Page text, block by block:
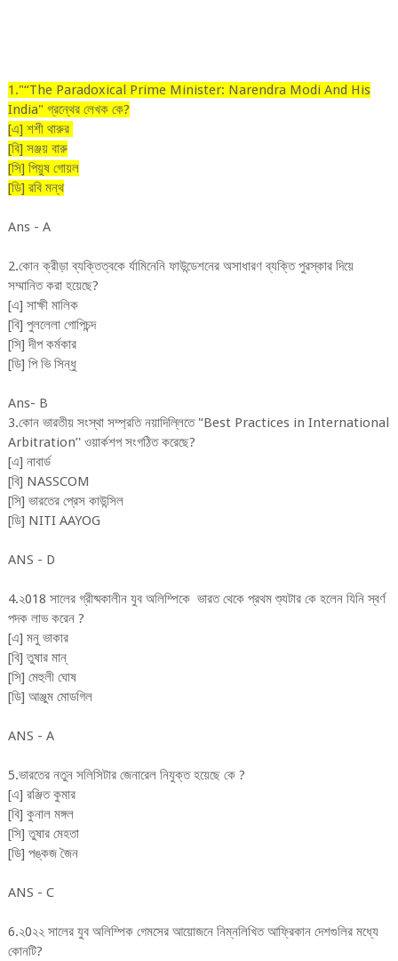
1."“The Paradoxical Prime Minister: Narendra Modi And His
India" গ্রন্থের লেখক কে?
[এ] শশী থারুর
[বি] সঞ্জয় বারু
[সি] পিয়ুষ গোয়ল
[ডি] রবি মন্থ
Ans - A
2.কোন ক্রীড়া ব্যক্তিত্বকে র্যামিনেনি ফাউন্ডেশনের অসাধারণ ব্যক্তি পুরস্কার দিয়ে
সম্মানিত করা হয়েছে?
[এ] সাক্ষী মালিক
[বি] পুললেলা গোপিচন্দ
[সি] দীপ কর্মকার
[ডি] পি ভি সিন্ধু
Ans- B
3.কোন ভারতীয় সংস্থা সম্প্রতি নয়াদিল্লিতে '‘Best Practices in International
Arbitration’' ওয়ার্কশপ সংগঠিত করেছে?
[এ] নাবার্ড
[বি] NASSCOM
[সি] ভারতের প্রেস কাউন্সিল
[ডি] NITI AAYOG
ANS - D
4.২018 সালের গ্রীষ্মকালীন যুব অলিম্পিকে ভারত থেকে প্রথম শ্যুটার কে হলেন যিনি স্বর্ণ
পদক লাভ করেন ?
[এ] মনু ভাকার
[বি] তুষার মান্
[সি] মেহুলী ঘোষ
[ডি] আঞ্জুম মোডগিল
ANS - A
5.ভারতের নতুন সলিসিটার জেনারেল নিযুক্ত হয়েছে কে ?
[এ] রঞ্জিত কুমার
[বি] কুনাল মঙ্গল
[সি] তুষার মেহতা
[ডি] পঙ্কজ জৈন
ANS - C
6.২0২২সালের যুব অলিম্পিক গেমসের আয়োজনে নিম্নলিখিত আফ্রিকান দেশগুলির মধ্যে
কোনটি?